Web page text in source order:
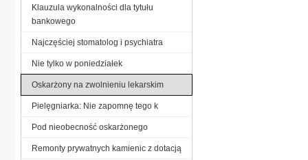
Klauzula wykonalności dla tytułu
bankowego
Najczęściej stomatolog i psychiatra
Nie tylko w poniedziałek
Oskarżony na zwolnieniu lekarskim
Pielęgniarka: Nie zapomnę tego k
Pod nieobecność oskarżonego
Remonty prywatnych kamienic z dotacją